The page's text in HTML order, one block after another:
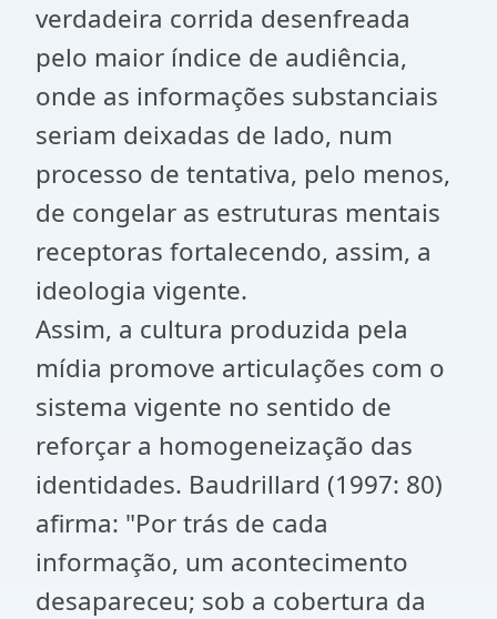
verdadeira corrida desenfreada
pelo maior índice de audiência,
onde as informações substanciais
seriam deixadas de lado, num
processo de tentativa, pelo menos,
de congelar as estruturas mentais
receptoras fortalecendo, assim, a
ideologia vigente.
Assim, a cultura produzida pela
mídia promove articulações com o
sistema vigente no sentido de
reforçar a homogeneização das
identidades. Baudrillard (1997: 80)
afirma: "Por trás de cada
informação, um acontecimento
desapareceu; sob a cobertura da